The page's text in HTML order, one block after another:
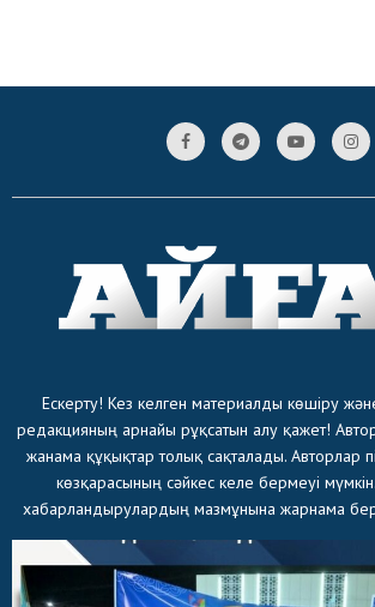
Ескерту! Кез келген материалды көшіру
редакцияның арнайы рұқсатын алу қажет!
жанама құқықтар толық сақталады. Авторлар
көзқарасының сәйкес келе бермеуі
хабарландырулардың мазмұнына жарнама